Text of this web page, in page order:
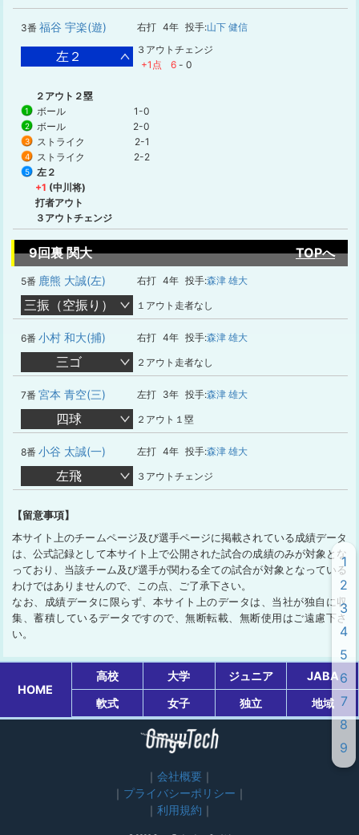
3番 福谷 宇楽(遊) 右打 4年 投手:山下 健信
左２
３アウトチェンジ
+1点
6 - 0
２アウト２塁
1 ボール 1-0
2 ボール 2-0
3 ストライク 2-1
4 ストライク 2-2
5
左２
+1 (中川将)
打者アウト
３アウトチェンジ
9回裏 関大 TOPへ
5番 鹿熊 大誠(左) 右打 4年 投手:森津 雄大
三振（空振り） １アウト走者なし
6番 小村 和大(捕) 右打 4年 投手:森津 雄大
三ゴ ２アウト走者なし
7番 宮本 青空(三) 左打 3年 投手:森津 雄大
四球 ２アウト１塁
8番 小谷 太誠(一) 左打 4年 投手:森津 雄大
左飛 ３アウトチェンジ
【留意事項】
本サイト上のチームページ及び選手ページに掲載されている成績データ
は、公式記録として本サイト上で公開された試合の成績のみが対象とな
っており、当該チーム及び選手が関わる全ての試合が対象となっている
わけではありませんので、この点、ご了承下さい。
なお、成績データに限らず、本サイト上のデータは、当社が独自に収
集、蓄積しているデータですので、無断転載、無断使用はご遠慮下さ
い。
HOME
高校 大学 ジュニア
JABA
軟式
女子 独立 地域
会社概要
プライバシーポリシー
利用規約
1
2
3
4
5
6
7
8
9